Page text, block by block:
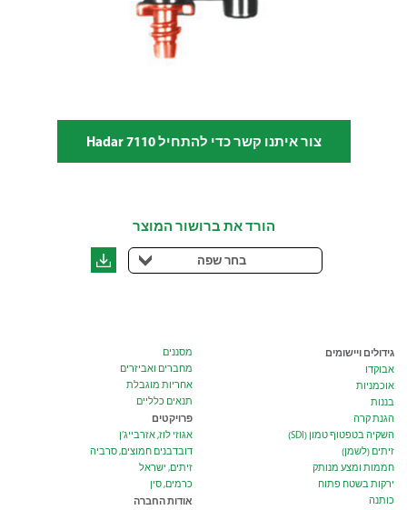
צור איתנו קשר כדי להתחיל Hadar 7110
הורד את ברושור המוצר
בחר שפה
גידולים ויישומים
אבוקדו
אוכמניות
בננות
הגנת קרה
השקיה בטפטוף טמון (SDI)
זיתים (לשמן)
חממות ומצע מנותק
ירקות בשטח פתוח
כותנה
מסננים
מחברים ואביזרים
אחריות מוגבלת
תנאים כלליים
פרויקטים
אגוזי לוז, אזרבייג’ן
דובדבנים חמוצים, סרביה
זיתים, ישראל
כרמים, סין
אודות החברה